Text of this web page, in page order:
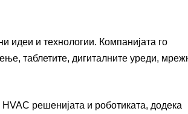
идеи и технологии. Компанијата го
таблетите, дигиталните уреди,
решенијата и роботиката, додека